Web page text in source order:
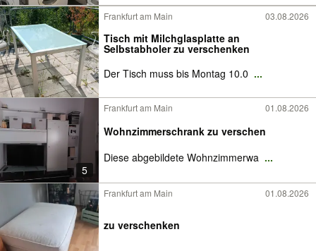
Frankfurt am Main 03.08.2026
Tisch mit Milchglasplatte an
Selbstabholer zu verschenken
Der Tisch muss bis Montag 10.0 ...
5
Frankfurt am Main 01.08.2026
Wohnzimmerschrank zu verschen
Diese abgebildete Wohnzimmerwa ...
Frankfurt am Main 01.08.2026
zu verschenken